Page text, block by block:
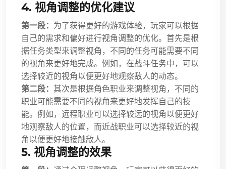
4. 视角调整的优化建议
第一段： 为了获得更好的游戏体验，玩家可以根据
自己的需求和偏好进行视角调整的优化。首先是根
据任务类型来调整视角，不同的任务可能需要不同
的视角来更好地完成。例如，在战斗任务中，可以
选择较近的视角以便更好地观察敌人的动态。
第二段： 其次是根据角色职业来调整视角，不同的
职业可能需要不同的视角来更好地发挥自己的技
能。例如，远程职业可以选择较远的视角以便更好
地观察敌人的位置，而近战职业可以选择较近的视
角以便更好地接触敌人。
5. 视角调整的效果